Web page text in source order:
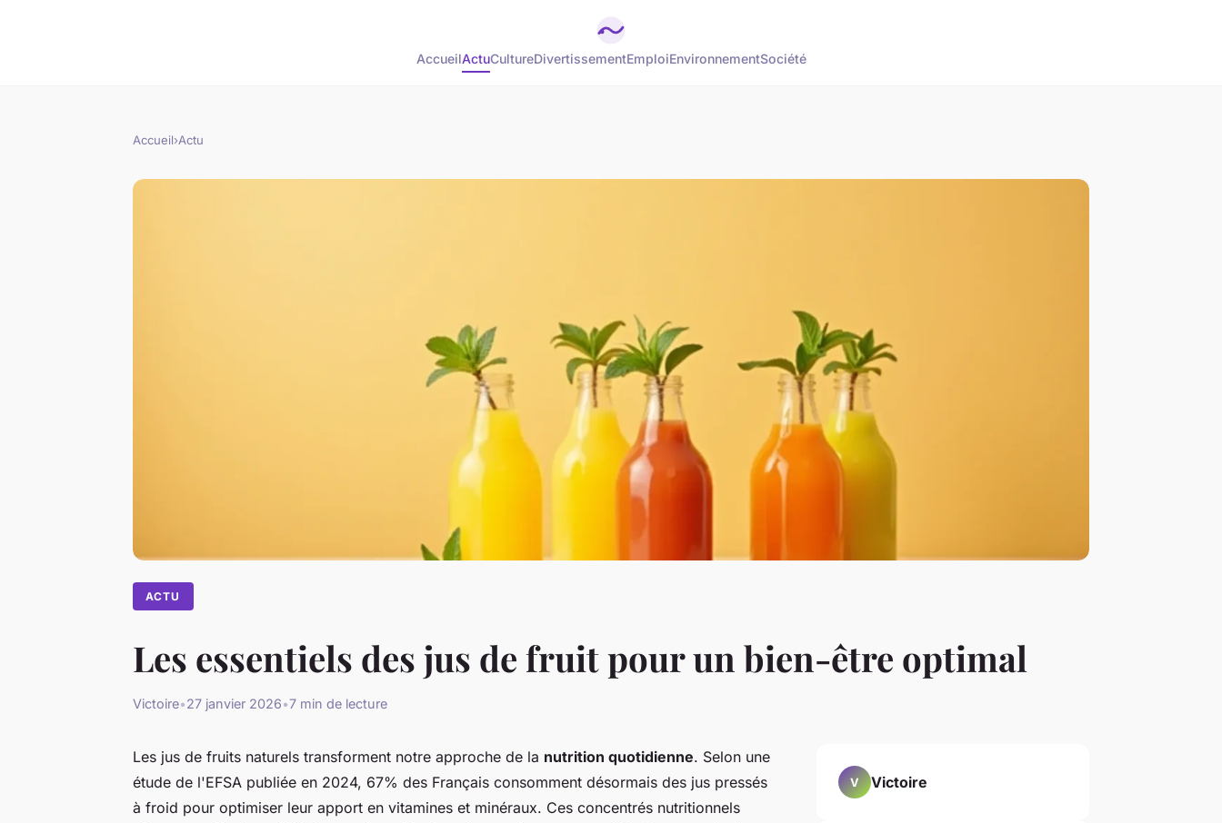
AccueilActuCultureDivertissementEmploiEnvironnementSociété
Accueil›Actu
ACTU
Les essentiels des jus de fruit pour un bien-être optimal
Victoire•27 janvier 2026•7 min de lecture
Les jus de fruits naturels transforment notre approche de la nutrition quotidienne. Selon une
étude de l'EFSA publiée en 2024, 67% des Français consomment désormais des jus pressés
à froid pour optimiser leur apport en vitamines et minéraux. Ces concentrés nutritionnels
V Victoire